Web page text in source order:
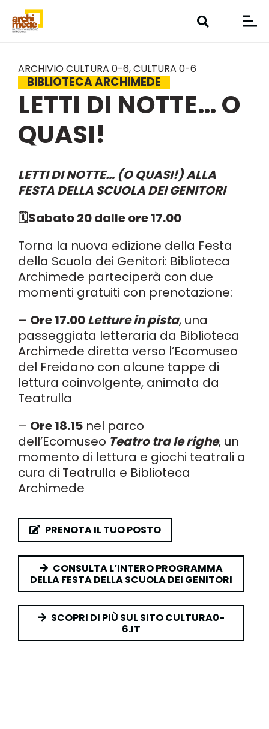
ARCHIVIO CULTURA 0-6,CULTURA 0-6
BIBLIOTECA ARCHIMEDE
LETTI DI NOTTE… O
QUASI!
LETTI DI NOTTE… (O QUASI!) ALLA
FESTA DELLA SCUOLA DEI GENITORI
🗓️Sabato 20 dalle ore 17.00
Torna la nuova edizione della Festa
della Scuola dei Genitori: Biblioteca
Archimede parteciperà con due
momenti gratuiti con prenotazione:
– Ore 17.00Letture in pista, una
passeggiata letteraria da Biblioteca
Archimede diretta verso l’Ecomuseo
del Freidano con alcune tappe di
lettura coinvolgente, animata da
Teatrulla
– Ore 18.15 nel parco
dell’Ecomuseo Teatro tra le righe, un
momento di lettura e giochi teatrali a
cura di Teatrulla e Biblioteca
Archimede
PRENOTA IL TUO POSTO
CONSULTA L’INTERO PROGRAMMA
DELLA FESTA DELLA SCUOLA DEI GENITORI
SCOPRI DI PIÙ SUL SITO CULTURA0-
6.IT